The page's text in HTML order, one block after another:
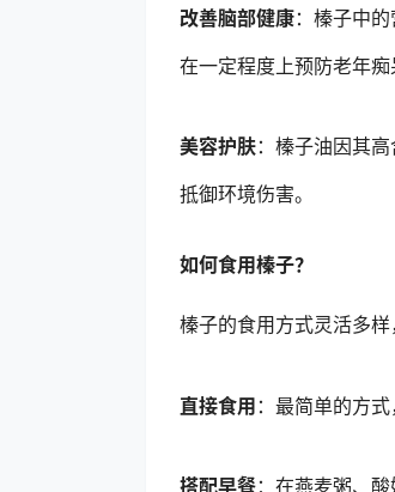
改善脑部健康：榛子中
在一定程度上预防老年痴
美容护肤：榛子油因其
抵御环境伤害。
如何食用榛子？
榛子的食用方式灵活多样
直接食用 ：最简单的方
搭配早餐：在燕麦粥、